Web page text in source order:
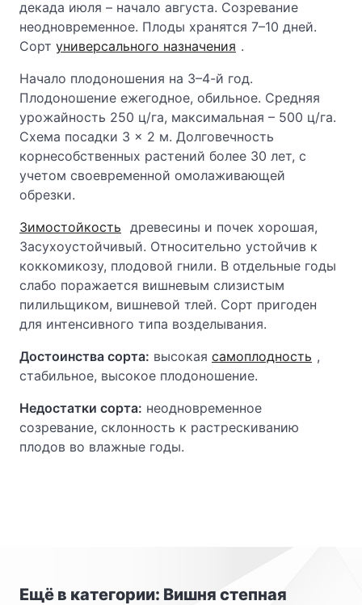
декада июля – начало августа. Созревание
неодновременное. Плоды хранятся 7–10 дней.
Сорт универсального назначения .
Начало плодоношения на 3–4-й год.
Плодоношение ежегодное, обильное. Средняя
урожайность 250 ц/га, максимальная – 500 ц/га.
Схема посадки 3 × 2 м. Долговечность
корнесобственных растений более 30 лет, с
учетом своевременной омолаживающей
обрезки.
Зимостойкость древесины и почек хорошая,
Засухоустойчивый. Относительно устойчив к
коккомикозу, плодовой гнили. В отдельные годы
слабо поражается вишневым слизистым
пилильщиком, вишневой тлей. Сорт пригоден
для интенсивного типа возделывания.
Достоинства сорта: высокая самоплодность ,
стабильное, высокое плодоношение.
Недостатки сорта: неодновременное
созревание, склонность к растрескиванию
плодов во влажные годы.
Ещё в категории: Вишня степная